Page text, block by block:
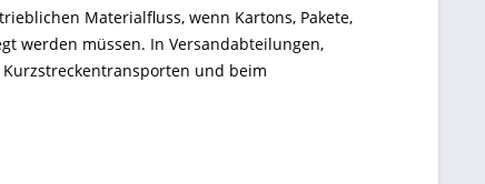
Materialfluss, wenn Kartons, Pakete,
werden müssen. In Versandabteilungen,
und beim
Einsatzhäufigkeit passt. Genau hier setzen